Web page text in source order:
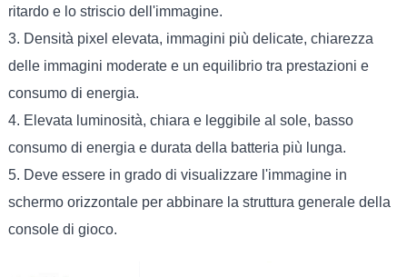
ritardo e lo striscio dell'immagine.
3. Densità pixel elevata, immagini più delicate, chiarezza
delle immagini moderate e un equilibrio tra prestazioni e
consumo di energia.
4. Elevata luminosità, chiara e leggibile al sole, basso
consumo di energia e durata della batteria più lunga.
5. Deve essere in grado di visualizzare l'immagine in
schermo orizzontale per abbinare la struttura generale della
console di gioco.